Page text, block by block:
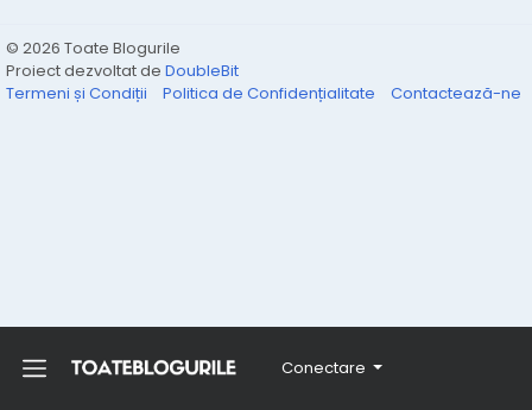
Conectare
© 2026 Toate Blogurile
Proiect dezvoltat de DoubleBit
Termeni și Condiții
Politica de Confidențialitate Contactează-ne